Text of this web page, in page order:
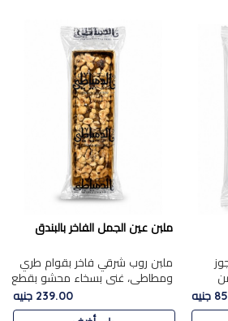
جوز
ملبن عين الجمل الفاخر بالبندق
ملبن روب شرقي فاخر بقوام طري
ومطاطي، غني بسخاء محشو بقطع
عين الجمل والبندق المحمص التي
تضيف قرمشة مميزة مُرضية
239.00 جنيه